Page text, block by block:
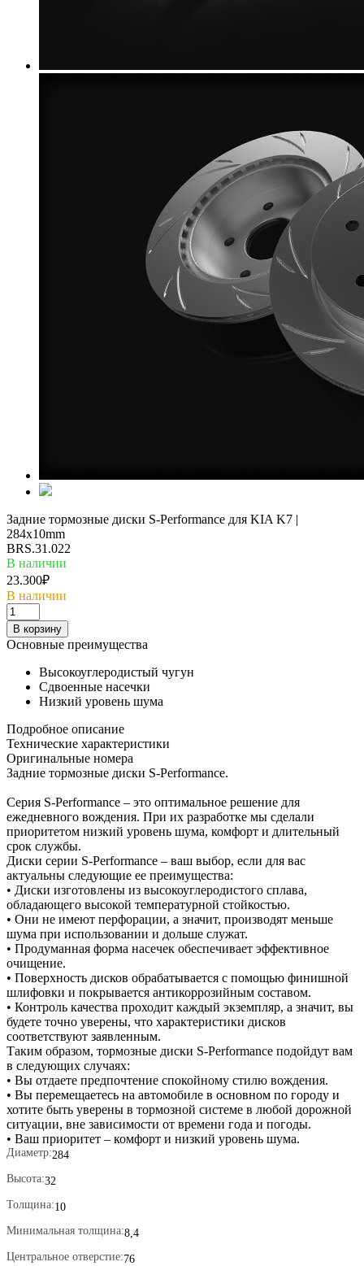
Задние тормозные диски S-Performance для KIA K7 |
284x10mm
BRS.31.022
В наличии
23.300₽
В наличии
В корзину
Основные преимущества
Высокоуглеродистый чугун
Сдвоенные насечки
Низкий уровень шума
Подробное описание
Технические характеристики
Оригинальные номера
Задние тормозные диски S-Performance.
Серия S-Performance – это оптимальное решение для
ежедневного вождения. При их разработке мы сделали
приоритетом низкий уровень шума, комфорт и длительный
срок службы.
Диски серии S-Performance – ваш выбор, если для вас
актуальны следующие ее преимущества:
• Диски изготовлены из высокоуглеродистого сплава,
обладающего высокой температурной стойкостью.
• Они не имеют перфорации, а значит, производят меньше
шума при использовании и дольше служат.
• Продуманная форма насечек обеспечивает эффективное
очищение.
• Поверхность дисков обрабатывается с помощью финишной
шлифовки и покрывается антикоррозийным составом.
• Контроль качества проходит каждый экземпляр, а значит, вы
будете точно уверены, что характеристики дисков
соответствуют заявленным.
Таким образом, тормозные диски S-Performance подойдут вам
в следующих случаях:
• Вы отдаете предпочтение спокойному стилю вождения.
• Вы перемещаетесь на автомобиле в основном по городу и
хотите быть уверены в тормозной системе в любой дорожной
ситуации, вне зависимости от времени года и погоды.
• Ваш приоритет – комфорт и низкий уровень шума.
Диаметр 284
Высота 32
Толщина 10
Минимальная толщина 8,4
Центральное отверстие 76